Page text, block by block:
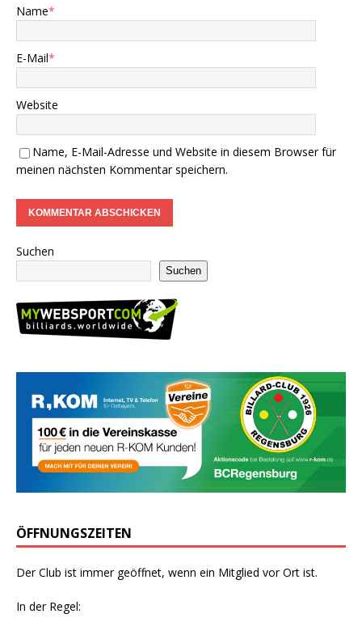
Name*
E-Mail*
Website
Name, E-Mail-Adresse und Website in diesem Browser für
meinen nächsten Kommentar speichern.
Suchen
Suchen
ÖFFNUNGSZEITEN
Der Club ist immer geöffnet, wenn ein Mitglied vor Ort ist.
In der Regel: